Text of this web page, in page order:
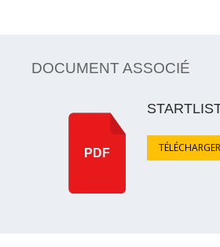
DOCUMENT ASSOCIÉ
PDF